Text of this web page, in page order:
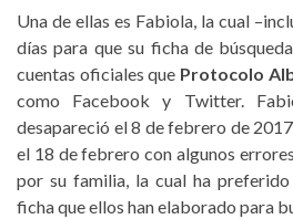
Una de ellas es Fabiola, la cual
días para que su ficha de
cuentas oficiales que Protocolo
como Facebook y Twitter.
desapareció el 8 de febrero de
el 18 de febrero con algunos
por su familia, la cual ha
ficha que ellos han elaborado para